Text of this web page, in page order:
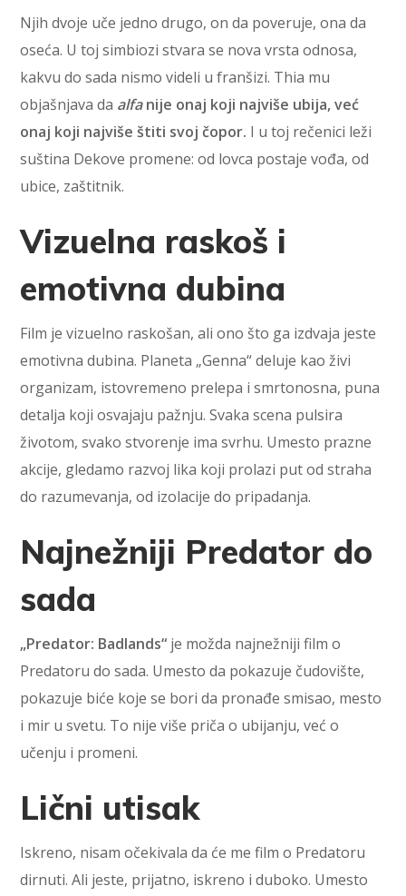
Njih dvoje uče jedno drugo, on da poveruje, ona da
oseća. U toj simbiozi stvara se nova vrsta odnosa,
kakvu do sada nismo videli u franšizi. Thia mu
objašnjava da alfanije onaj koji najviše ubija, već
onaj koji najviše štiti svoj čopor. I u toj rečenici leži
suština Dekove promene: od lovca postaje vođa, od
ubice, zaštitnik.
Vizuelna raskoš i
emotivna dubina
Film je vizuelno raskošan, ali ono što ga izdvaja jeste
emotivna dubina. Planeta „Genna“ deluje kao živi
organizam, istovremeno prelepa i smrtonosna, puna
detalja koji osvajaju pažnju. Svaka scena pulsira
životom, svako stvorenje ima svrhu. Umesto prazne
akcije, gledamo razvoj lika koji prolazi put od straha
do razumevanja, od izolacije do pripadanja.
Najnežniji Predator do
sada
„Predator: Badlands“ je možda najnežniji film o
Predatoru do sada. Umesto da pokazuje čudovište,
pokazuje biće koje se bori da pronađe smisao, mesto
i mir u svetu. To nije više priča o ubijanju, već o
učenju i promeni.
Lični utisak
Iskreno, nisam očekivala da će me film o Predatoru
dirnuti. Ali jeste, prijatno, iskreno i duboko. Umesto